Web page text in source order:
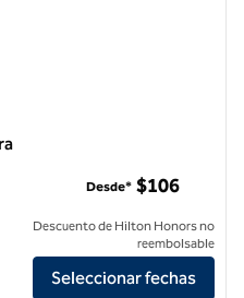
& Suites Madera
Desde* $106
Descuento de Hilton Honors no
reembolsable
Seleccionar fechas